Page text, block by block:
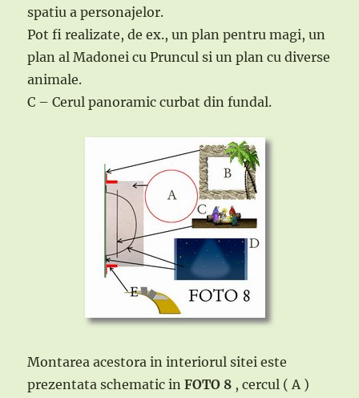
spatiu a personajelor.
Pot fi realizate, de ex., un plan pentru magi, un
plan al Madonei cu Pruncul si un plan cu diverse
animale.
C – Cerul panoramic curbat din fundal.
Montarea acestora in interiorul sitei este
prezentata schematic inFOTO 8 , cercul ( A )